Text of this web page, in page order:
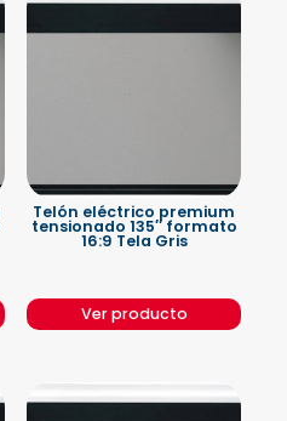
Telón eléctrico premium
tensionado 135″ formato
16:9 Tela Gris
Ver producto